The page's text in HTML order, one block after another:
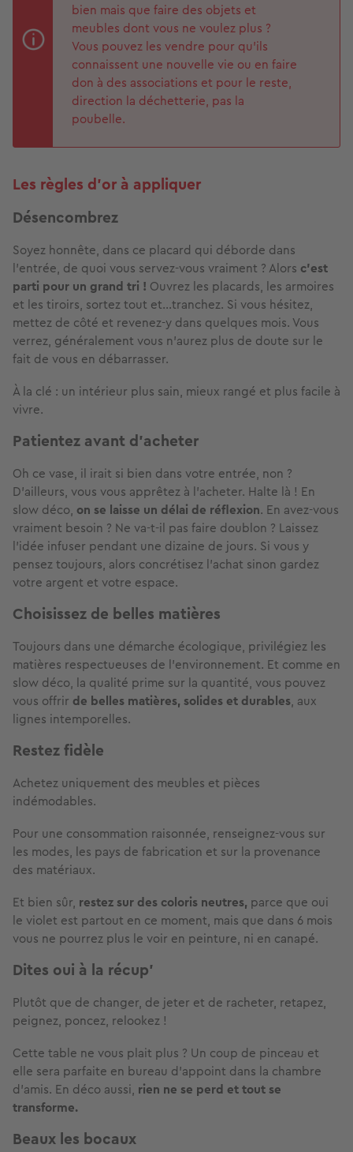
bien mais que faire des objets et
meubles dont vous ne voulez plus ?
Vous pouvez les vendre pour qu’ils
connaissent une nouvelle vie ou en faire
don à des associations et pour le reste,
direction la déchetterie, pas la
poubelle.
Les règles d’or à appliquer
Désencombrez
Soyez honnête, dans ce placard qui déborde dans
l’entrée, de quoi vous servez-vous vraiment ? Alors c’est
parti pour un grand tri ! Ouvrez les placards, les armoires
et les tiroirs, sortez tout et…tranchez. Si vous hésitez,
mettez de côté et revenez-y dans quelques mois. Vous
verrez, généralement vous n’aurez plus de doute sur le
fait de vous en débarrasser.
À la clé : un intérieur plus sain, mieux rangé et plus facile à
vivre.
Patientez avant d’acheter
Oh ce vase, il irait si bien dans votre entrée, non ?
D’ailleurs, vous vous apprêtez à l’acheter. Halte là ! En
slow déco, on se laisse un délai de réflexion. En avez-vous
vraiment besoin ? Ne va-t-il pas faire doublon ? Laissez
l’idée infuser pendant une dizaine de jours. Si vous y
pensez toujours, alors concrétisez l’achat sinon gardez
votre argent et votre espace.
Choisissez de belles matières
Toujours dans une démarche écologique, privilégiez les
matières respectueuses de l’environnement. Et comme en
slow déco, la qualité prime sur la quantité, vous pouvez
vous offrir de belles matières, solides et durables, aux
lignes intemporelles.
Restez fidèle
Achetez uniquement des meubles et pièces
indémodables.
Pour une consommation raisonnée, renseignez-vous sur
les modes, les pays de fabrication et sur la provenance
des matériaux.
Et bien sûr, restez sur des coloris neutres, parce que oui
le violet est partout en ce moment, mais que dans 6 mois
vous ne pourrez plus le voir en peinture, ni en canapé.
Dites oui à la récup’
Plutôt que de changer, de jeter et de racheter, retapez,
peignez, poncez, relookez !
Cette table ne vous plait plus ? Un coup de pinceau et
elle sera parfaite en bureau d’appoint dans la chambre
d’amis. En déco aussi, rien ne se perd et tout se
transforme.
Beaux les bocaux